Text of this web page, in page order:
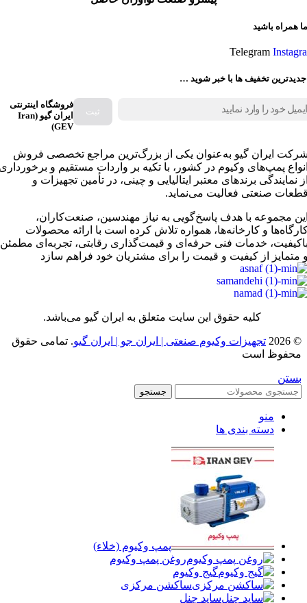
ما همراه باشید
Telegram
جدیدترین تخفیف ها با خبر شوید …
فروشگاه اینترنتی
ایران گیو (Iran
GEV)
ایران گیو به‌عنوان یکی از بزرگ‌ترین مراجع تخصصی فروش
پمپ‌های وکیوم در کشور، با تکیه بر واردات مستقیم و
نمایندگی برندهای معتبر ایتالیایی و چینی، در تأمین تجهیزات و
صنعتی فعالیت می‌نماید.
مجموعه با هدف پاسخ‌گویی به نیاز مهندسین، صنعت‌کاران،
و کارخانه‌ها، همواره تلاش کرده است با ارائه محصولات
خدمات فنی حرفه‌ای و قیمت‌گذاری رقابتی، تجربه‌ای مطمئن
متمایز از کیفیت و قیمت را برای مشتریان خود فراهم سازد
کلیه حقوق این سایت متعلق به ایران گیو می‌باشد.
© 2026 تجهیزات وکیوم صنعتی | ایران جو | ایران گیو. تمامی حقوق
محفوظ است
بستن
جستجو
منو
دسته بندی ها
پمپ وکیوم (خلاء)
روغن پمپ وکیوم
گیج وکیوم
ساکشن مرکزی
ساید چنل